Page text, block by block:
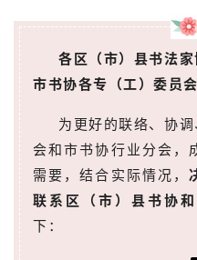
各区（市）县书法家
市书协各专（工）委员会
为更好的联络、协
会和市书协行业分会，
需要，结合实际情况，
联系区（市）县书协
下：